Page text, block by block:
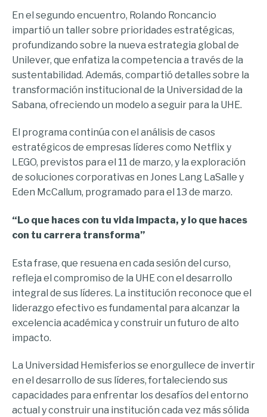
En el segundo encuentro, Rolando Roncancio
impartió un taller sobre prioridades estratégicas,
profundizando sobre la nueva estrategia global de
Unilever, que enfatiza la competencia a través de la
sustentabilidad. Además, compartió detalles sobre la
transformación institucional de la Universidad de la
Sabana, ofreciendo un modelo a seguir para la UHE.
El programa continúa con el análisis de casos
estratégicos de empresas líderes como Netflix y
LEGO, previstos para el 11 de marzo, y la exploración
de soluciones corporativas en Jones Lang LaSalle y
Eden McCallum, programado para el 13 de marzo.
“Lo que haces con tu vida impacta, y lo que haces
con tu carrera transforma”
Esta frase, que resuena en cada sesión del curso,
refleja el compromiso de la UHE con el desarrollo
integral de sus líderes. La institución reconoce que el
liderazgo efectivo es fundamental para alcanzar la
excelencia académica y construir un futuro de alto
impacto.
La Universidad Hemisferios se enorgullece de invertir
en el desarrollo de sus líderes, fortaleciendo sus
capacidades para enfrentar los desafíos del entorno
actual y construir una institución cada vez más sólida